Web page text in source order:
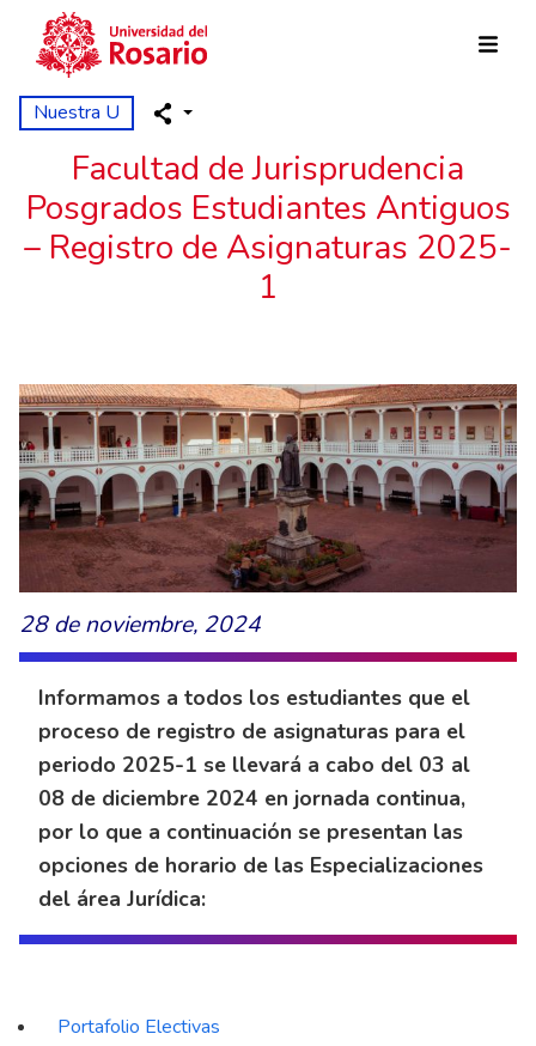
Pasar al contenido principal
Nuestra U
Facultad de Jurisprudencia
Posgrados Estudiantes Antiguos
– Registro de Asignaturas 2025-
1
28 de noviembre, 2024
Informamos a todos los estudiantes que el
proceso de registro de asignaturas para el
periodo 2025-1 se llevará a cabo del 03 al
08 de diciembre 2024 en jornada continua,
por lo que a continuación se presentan las
opciones de horario de las Especializaciones
del área Jurídica:
Portafolio Electivas